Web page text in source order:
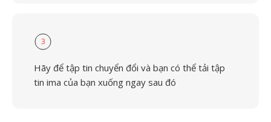
3
Hãy để tập tin chuyển đổi và bạn có thể tải tập
tin ima của bạn xuống ngay sau đó